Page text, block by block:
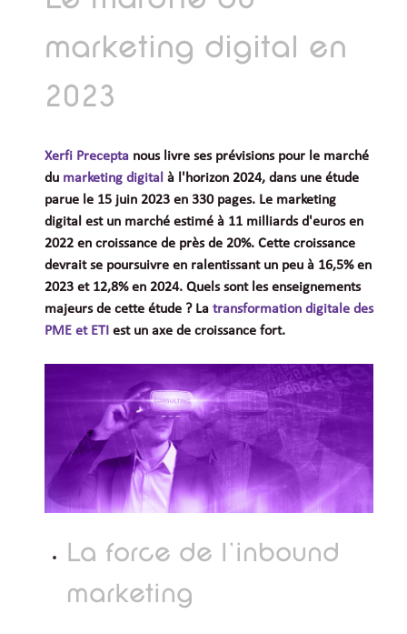
marketing digital en
2023
Xerfi Precepta nous livre ses prévisions pour le marché
du marketing digital à l'horizon 2024, dans une étude
parue le 15 juin 2023 en 330 pages. Le marketing
digital est un marché estimé à 11 milliards d'euros en
2022 en croissance de près de 20%. Cette croissance
devrait se poursuivre en ralentissant un peu à 16,5% en
2023 et 12,8% en 2024. Quels sont les enseignements
majeurs de cette étude ? La transformation digitale des
PME et ETI est un axe de croissance fort.
La force de l'inbound
marketing